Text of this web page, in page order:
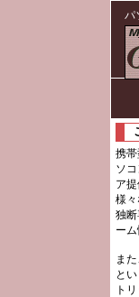
パ
携
ソ
ア
様
独
ーム
ま
と
ト